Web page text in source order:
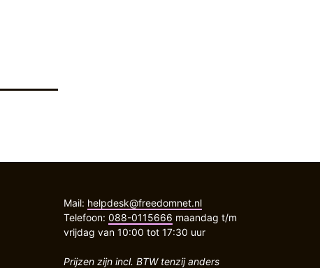
Mail: helpdesk@freedomnet.nl
Telefoon: 088-0115666 maandag t/m
vrijdag van 10:00 tot 17:30 uur
Prijzen zijn incl. BTW tenzij anders